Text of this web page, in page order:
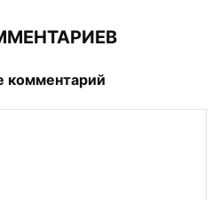
комментарий